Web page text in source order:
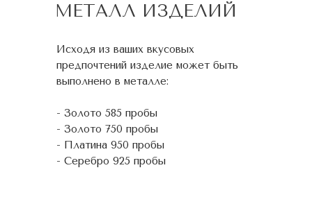
МЕТАЛЛ ИЗДЕЛИЙ
Исходя из ваших вкусовых
предпочтений изделие может быть
выполнено в металле:
- Золото 585 пробы
- Золото 750 пробы
- Платина 950 пробы
- Серебро 925 пробы